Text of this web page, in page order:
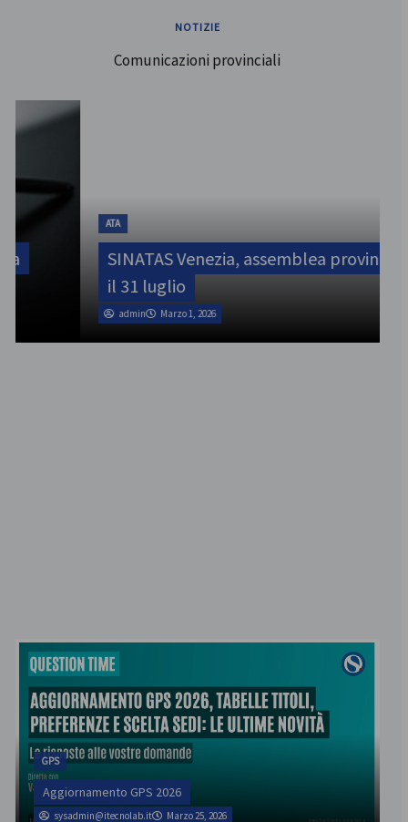
NOTIZIE
Comunicazioni provinciali
SINATAS Venezia, assemblea provinciale
il 31 luglio
Marzo 1, 2026
GPS
Aggiornamento GPS 2026
sysadmin@itecnolab.it Marzo 25, 2026